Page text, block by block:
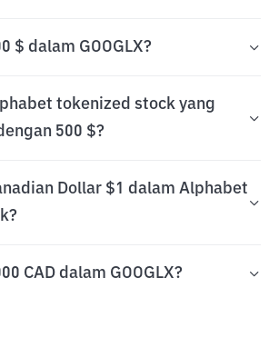
$ dalam GOOGLX?
tokenized stock yang
500 $?
Dollar $1 dalam Alphabet
CAD dalam GOOGLX?